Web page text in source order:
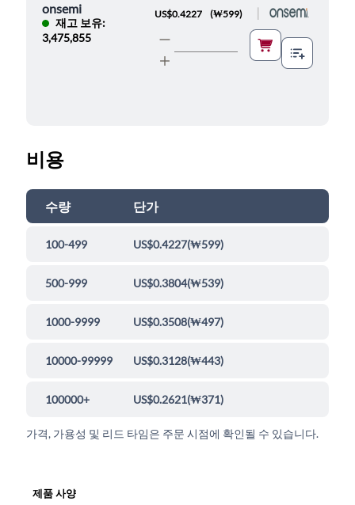
onsemi
재고 보유:
3,475,855
US$0.4227 (₩599)
비용
수량 단가
100-499 US$0.4227(₩599)
500-999 US$0.3804(₩539)
1000-9999 US$0.3508(₩497)
10000-99999 US$0.3128(₩443)
100000+ US$0.2621(₩371)
가격, 가용성 및 리드 타임은 주문 시점에 확인될 수 있습니다.
제품 사양